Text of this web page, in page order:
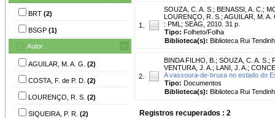
BRT (2)
BSGP (1)
Autor
AGUILAR, M. A. G. (2)
COSTA, F. de P. D. (2)
LOURENÇO, R. S. (2)
SIQUEIRA, P. R. (2)
1.
SOUZA, C. A. S. ; BENASSI, A. C. ;
LOURENÇO, R. S. ; AGUILAR, M. A.
: PML; SEAG, 2010. 31 p.
Tipo: Folheto/Folha
Biblioteca(s): Biblioteca Rui
2.
BINDA FILHO, B. ; SOUZA, C. A. S. ;
VENTURA, J. A. ; LANI, J. A. ;
A vassoura-de-bruxa no estado do
Tipo: Documentos
Biblioteca(s): Biblioteca Rui
Registros recuperados : 2